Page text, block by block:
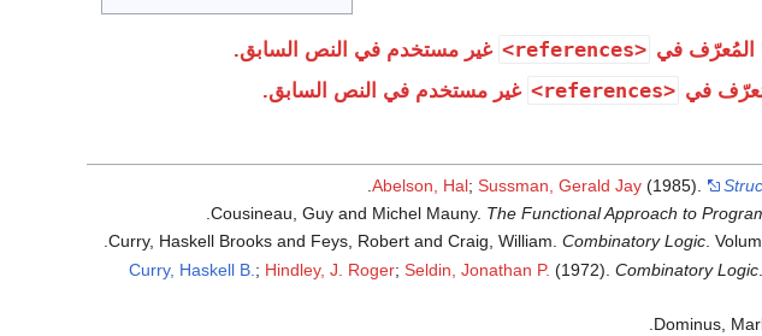
<references>
غير مستخدم في النص السابق.
<references> غير مستخدم في النص السابق.
Abelson, Hal; Sussman, Gerald Jay(1985).
Cousineau, Guy and Michel Mauny. The Functional Approach to
Curry, Haskell Brooks and Feys, Robert and Craig, William. Combinatory Logic.
Curry, Haskell B. ; Hindley, J. Roger; Seldin, Jonathan P. (1972). Combinatory Logic
Dominus,